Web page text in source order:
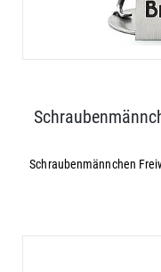
Schraubenmännchen